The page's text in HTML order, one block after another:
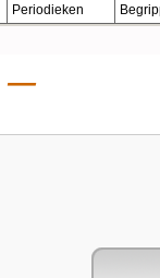
Periodieken